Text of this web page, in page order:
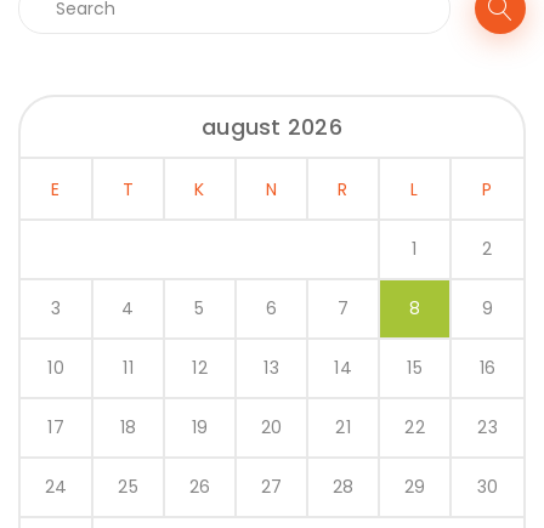
august 2026
E T K N R L P
1 2
3 4 5 6 7 8 9
10 11 12 13 14 15 16
17 18 19 20 21 22 23
24 25 26 27 28 29 30